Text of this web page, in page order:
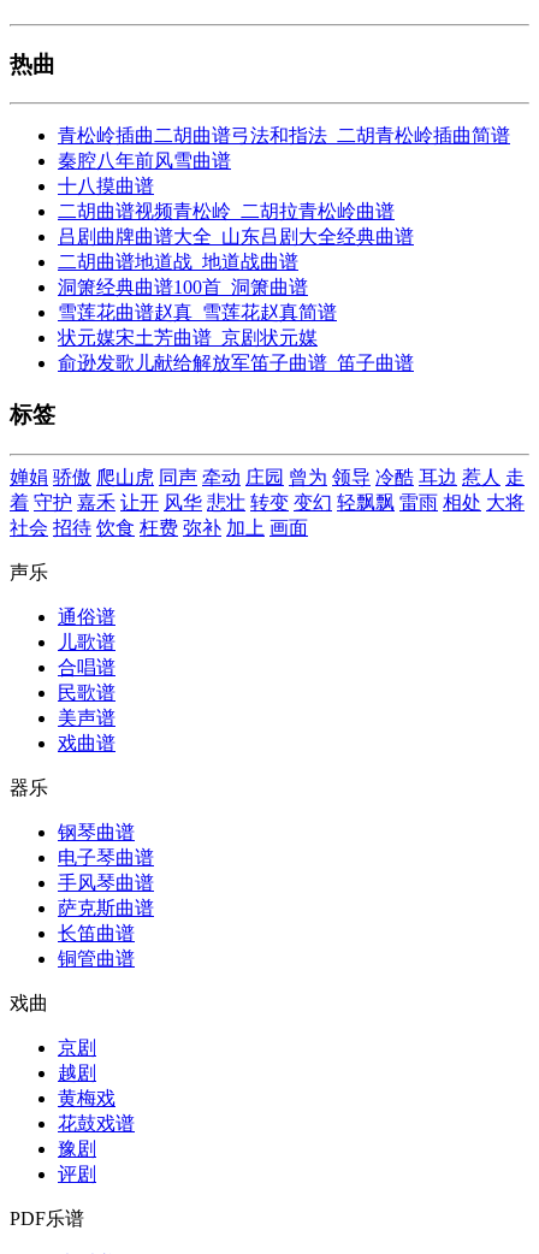
热曲
青松岭插曲二胡曲谱弓法和指法_二胡青松岭插曲简谱
秦腔八年前风雪曲谱
十八摸曲谱
二胡曲谱视频青松岭_二胡拉青松岭曲谱
吕剧曲牌曲谱大全_山东吕剧大全经典曲谱
二胡曲谱地道战_地道战曲谱
洞箫经典曲谱100首_洞箫曲谱
雪莲花曲谱赵真_雪莲花赵真简谱
状元媒宋土芳曲谱_京剧状元媒
俞逊发歌儿献给解放军笛子曲谱_笛子曲谱
标签
婵娟 骄傲 爬山虎 同声 牵动 庄园 曾为 领导 冷酷 耳边 惹人 走
着 守护 嘉禾 让开 风华 悲壮 转变 变幻 轻飘飘 雷雨 相处 大将
社会 招待 饮食 枉费 弥补 加上 画面
声乐
通俗谱
儿歌谱
合唱谱
民歌谱
美声谱
戏曲谱
器乐
钢琴曲谱
电子琴曲谱
手风琴曲谱
萨克斯曲谱
长笛曲谱
铜管曲谱
戏曲
京剧
越剧
黄梅戏
花鼓戏谱
豫剧
评剧
PDF乐谱